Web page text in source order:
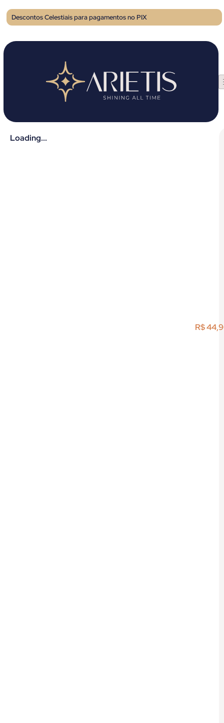
Descontos Celestiais para pagamentos no PIX
Loading...
R$